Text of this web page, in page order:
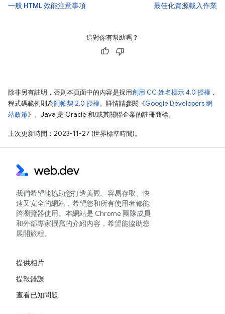
一般 HTML 效能注意事項
最佳化資源載入作業
這對你有幫助嗎？
除非另有註明，否則本頁面中的內容是採用創用 CC 姓名標示 4.0 授權 ，
程式碼範例則為阿帕契 2.0 授權。詳情請參閱《Google Developers 網
站政策》。Java 是 Oracle 和/或其關聯企業的註冊商標。
上次更新時間：2023-11-27 (世界標準時間)。
我們希望能協助您打造美觀、容易存取、快
速又安全的網站，希望您和所有使用者都能
跨瀏覽器使用。本網站是 Chrome 團隊成員
和外部專家撰寫的介紹內容，希望能協助您
展開旅程。
提供相片
提報錯誤
查看已知問題